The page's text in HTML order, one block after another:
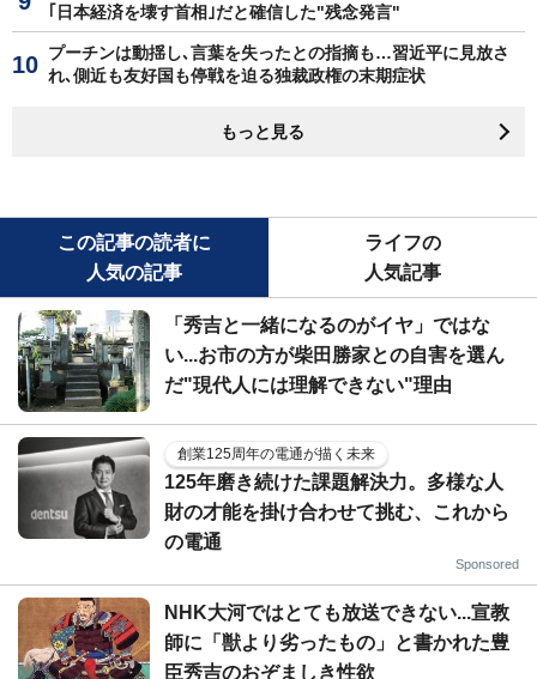
｢日本経済を壊す首相｣だと確信した"残念発言"
プーチンは動揺し､言葉を失ったとの指摘も…習近平に見放さ
れ､側近も友好国も停戦を迫る独裁政権の末期症状
もっと見る
この記事の読者に
人気の記事
ライフの
人気記事
「秀吉と一緒になるのがイヤ」ではな
い...お市の方が柴田勝家との自害を選ん
だ"現代人には理解できない"理由
創業125周年の電通が描く未来
125年磨き続けた課題解決力。多様な人
財の才能を掛け合わせて挑む、これから
の電通
Sponsored
NHK大河ではとても放送できない...宣教
師に「獣より劣ったもの」と書かれた豊
臣秀吉のおぞましき性欲